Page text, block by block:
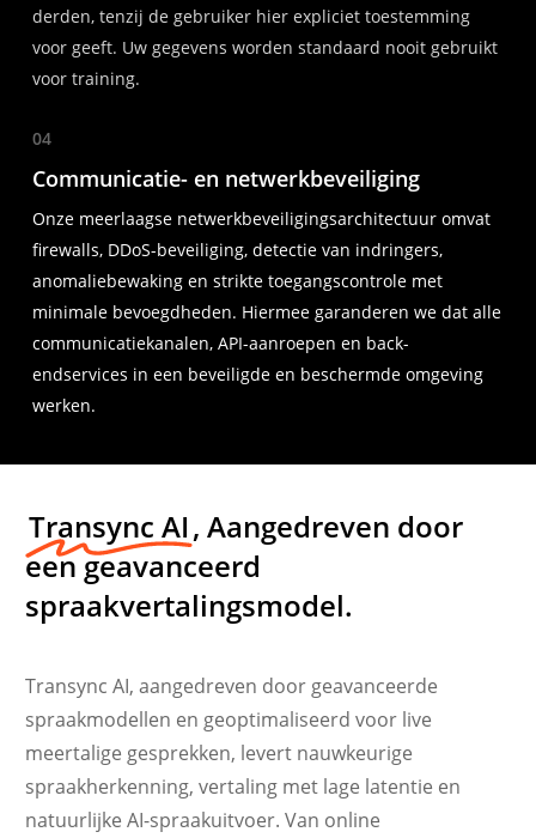
derden, tenzij de gebruiker hier expliciet toestemming
voor geeft. Uw gegevens worden standaard nooit gebruikt
voor training.
04
Communicatie- en netwerkbeveiliging
Onze meerlaagse netwerkbeveiligingsarchitectuur omvat
firewalls, DDoS-beveiliging, detectie van indringers,
anomaliebewaking en strikte toegangscontrole met
minimale bevoegdheden. Hiermee garanderen we dat alle
communicatiekanalen, API-aanroepen en back-
endservices in een beveiligde en beschermde omgeving
werken.
Transync AI, Aangedreven door
een geavanceerd
spraakvertalingsmodel.
Transync AI, aangedreven door geavanceerde
spraakmodellen en geoptimaliseerd voor live
meertalige gesprekken, levert nauwkeurige
spraakherkenning, vertaling met lage latentie en
natuurlijke AI-spraakuitvoer. Van online